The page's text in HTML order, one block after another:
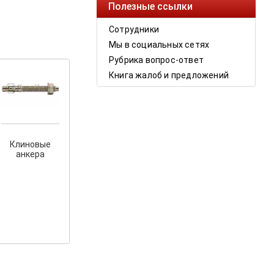
Полезные ссылки
Сотрудники
Мы в социальных сетях
Рубрика вопрос-ответ
Книга жалоб и предложений
Клиновые
анкера